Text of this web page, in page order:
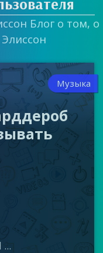
Блог о том, о
Музыка